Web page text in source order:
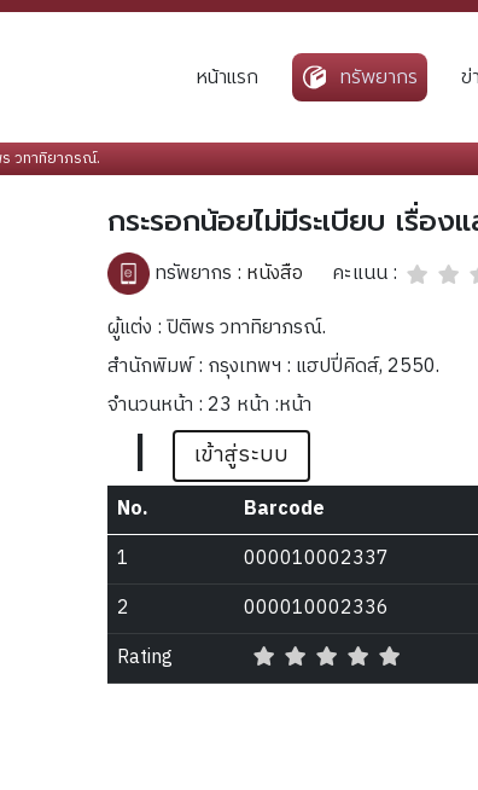
หน้าแรก ทรัพยากร ข่
วทาทิยาภรณ์.
กระรอกน้อยไม่มีระเบียบ เรื่อ
ทรัพยากร : หนังสือ
คะแนน :
ผู้แต่ง : ปิติพร วทาทิยาภรณ์.
สำนักพิมพ์ : กรุงเทพฯ : แฮปปี่คิดส์, 2550.
จำนวนหน้า : 23 หน้า :หน้า
| เข้าสู่ระบบ
No.
Barcode
1
000010002337
2
000010002336
Rating